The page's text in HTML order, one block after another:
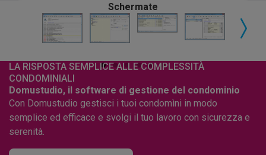
Schermate
LA RISPOSTA SEMPLICE ALLE COMPLESSITÀ
CONDOMINIALI
Domustudio, il software di gestione del condominio
Con Domustudio gestisci i tuoi condomìni in modo
semplice ed efficace e svolgi il tuo lavoro con sicurezza e
serenità.